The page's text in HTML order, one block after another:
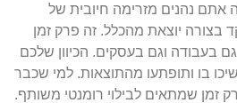
אתם נהנים מזרימה חיובית של
בצורה יוצאת מהכלל. זה פרק זמן
בעבודה וגם בעסקים. הכיוון שלכם
בו ותופתעו מהתוצאות. למי שכבר
זמן שמתאים לבילוי רומנטי משותף.